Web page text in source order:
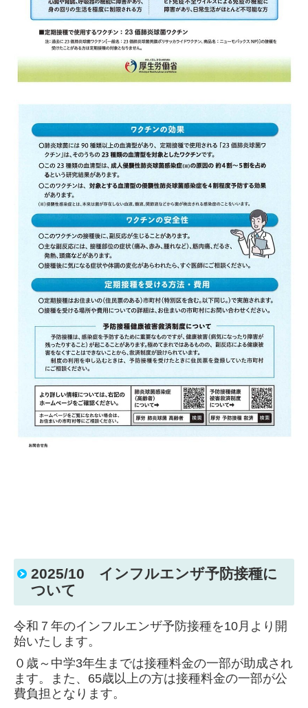
2025/10 インフルエンザ予防接種に
ついて
令和７年のインフルエンザ予防接種を10月より開
始いたします。
０歳～中学3年生までは接種料金の一部が助成され
ます。また、65歳以上の方は接種料金の一部が公
費負担となります。